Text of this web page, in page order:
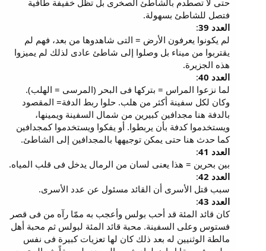
حتى لا تصطدم بالشاطئ الصخرى بل تظل خفيفة طافية
فتصل للشاطئ بسهولة.
العدد 39
:
لم يكونوا يعرفون الأرض = التى شاهدوها من بعد، فهم لم
يقتربوا من ميناء بل وصلوا إلى شاطئ عادى لذلك لم يميزوا
هذه الجزيرة.
العدد 40
:
لما نزعوا المراس = بتركها فى البحر (المرسى = الهلب).
وكان لكل سفينة أكثر من هلب. حلوا ربط الدفة= المقصود
بالدفة هنا مجدافين كبيرين من شمال السفينة ويمينها،
ويستخدموا كدفة بأن يربطوا. أو يفكوا ويستخدموا كمجدافين
كما حدث هنا حتى يمكن توجيهها بالمجدافين إلى الشاطئ.
العدد 41
:
بين بحرين = هذا يعنى لسان من الرمال يدخل فى قلب المياه.
العدد 42
:
سبب قتل الأسرى أن القائد مسئول عن عدد الأسرى.
العدد 43
:
كان قائد المئة قد أحب بولس وأعجب به ممّا رآه من فى قصر
فستوس وعلى السفينة. محبة قائد المئة لبولس ثم محبة أهل
مالطة الوثنيين له بعد ذلك كان لها تعزيات كبيرة فى نفس